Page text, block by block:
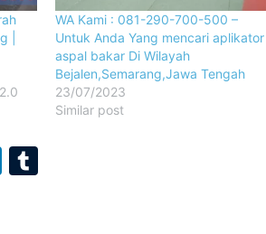
|
WA Kami : 081-290-700-500 –
Untuk Anda Yang mencari aplikator
aspal bakar Di Wilayah
Bejalen,Semarang,Jawa Tengah
23/07/2023
Similar post
LinkedIn